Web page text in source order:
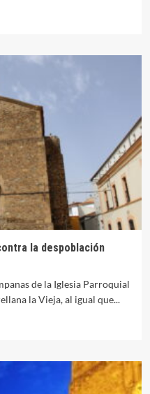
la despoblación
de la Iglesia Parroquial
la Vieja, al igual que...